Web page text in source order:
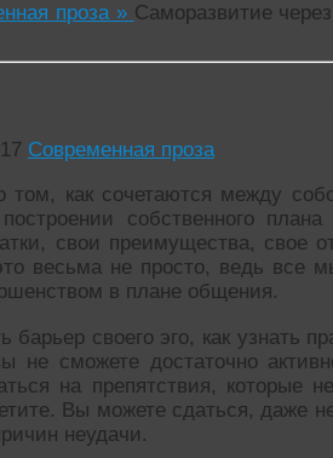
проза » Саморазвитие
Современная проза
том, как сочетаются между
собственного
свои преимущества, свое
весьма не просто, ведь все
в плане общения.
барьер своего эго, как узнать
не сможете достаточно
на препятствия, которые
Вы можете сдаться, даже
неудачи.